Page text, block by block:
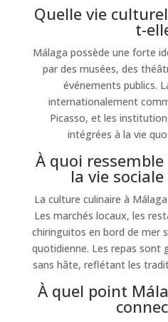
Quelle vie
t-
Málaga possède une forte
par des musées, des
événements publics.
internationalement
Picasso, et les
intégrées à la vie
À quoi
la vie
La culture culinaire à
Les marchés locaux, les
chiringuitos en bord de mer
quotidienne. Les repas sont
sans hâte, reflétant les
À quel point